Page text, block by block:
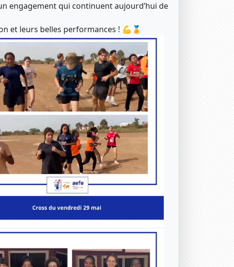
engagement qui continuent aujourd’hui de
et leurs belles performances ! 💪🏅